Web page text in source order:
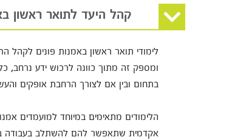
קהל היעד לתואר ראשון
לימודי תואר ראשון באמנות פונים
ומספק זה מתוך כוונה לרכוש ידע נרחב,
בתחום ובין אם לצורך הרחבת אופקים
הלימודים מתאימים במיוחד למועמדים
אקדמית שתאפשר להם להשתלב בעבודה בה